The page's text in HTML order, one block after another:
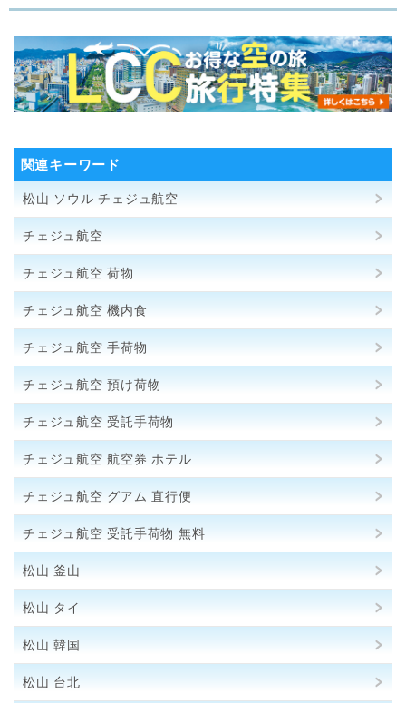
関連キーワード
松山 ソウル チェジュ航空
チェジュ航空
チェジュ航空 荷物
チェジュ航空 機内食
チェジュ航空 手荷物
チェジュ航空 預け荷物
チェジュ航空 受託手荷物
チェジュ航空 航空券 ホテル
チェジュ航空 グアム 直行便
チェジュ航空 受託手荷物 無料
松山 釜山
松山 タイ
松山 韓国
松山 台北